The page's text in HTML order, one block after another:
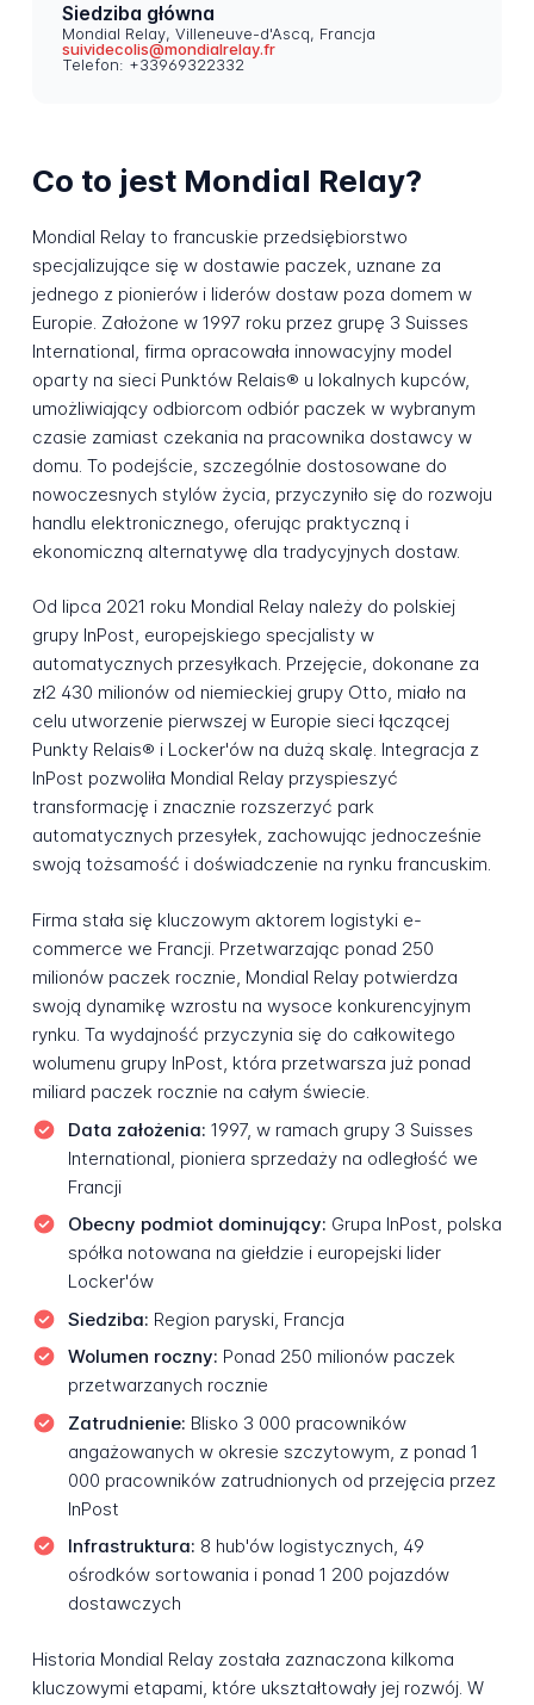
Siedziba główna
Mondial Relay, Villeneuve-d'Ascq, Francja
suividecolis@mondialrelay.fr
Telefon: +33969322332
Co to jest Mondial Relay?
Mondial Relay to francuskie przedsiębiorstwo
specjalizujące się w dostawie paczek, uznane za
jednego z pionierów i liderów dostaw poza domem w
Europie. Założone w 1997 roku przez grupę 3 Suisses
International, firma opracowała innowacyjny model
oparty na sieci Punktów Relais® u lokalnych kupców,
umożliwiający odbiorcom odbiór paczek w wybranym
czasie zamiast czekania na pracownika dostawcy w
domu. To podejście, szczególnie dostosowane do
nowoczesnych stylów życia, przyczyniło się do rozwoju
handlu elektronicznego, oferując praktyczną i
ekonomiczną alternatywę dla tradycyjnych dostaw.
Od lipca 2021 roku Mondial Relay należy do polskiej
grupy InPost, europejskiego specjalisty w
automatycznych przesyłkach. Przejęcie, dokonane za
zł2 430 milionów od niemieckiej grupy Otto, miało na
celu utworzenie pierwszej w Europie sieci łączącej
Punkty Relais® i Locker'ów na dużą skalę. Integracja z
InPost pozwoliła Mondial Relay przyspieszyć
transformację i znacznie rozszerzyć park
automatycznych przesyłek, zachowując jednocześnie
swoją tożsamość i doświadczenie na rynku francuskim.
Firma stała się kluczowym aktorem logistyki e-
commerce we Francji. Przetwarzając ponad 250
milionów paczek rocznie, Mondial Relay potwierdza
swoją dynamikę wzrostu na wysoce konkurencyjnym
rynku. Ta wydajność przyczynia się do całkowitego
wolumenu grupy InPost, która przetwarsza już ponad
miliard paczek rocznie na całym świecie.
Data założenia: 1997, w ramach grupy 3 Suisses
International, pioniera sprzedaży na odległość we
Francji
Obecny podmiot dominujący: Grupa InPost, polska
spółka notowana na giełdzie i europejski lider
Locker'ów
Siedziba: Region paryski, Francja
Wolumen roczny: Ponad 250 milionów paczek
przetwarzanych rocznie
Zatrudnienie: Blisko 3 000 pracowników
angażowanych w okresie szczytowym, z ponad 1
000 pracowników zatrudnionych od przejęcia przez
InPost
Infrastruktura: 8 hub'ów logistycznych, 49
ośrodków sortowania i ponad 1 200 pojazdów
dostawczych
Historia Mondial Relay została zaznaczona kilkoma
kluczowymi etapami, które ukształtowały jej rozwój. W